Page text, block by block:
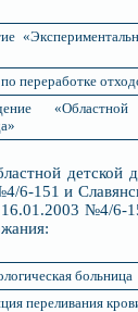
переработке
«Областной
детской
6-151 и
№4/6-
больница
переливания